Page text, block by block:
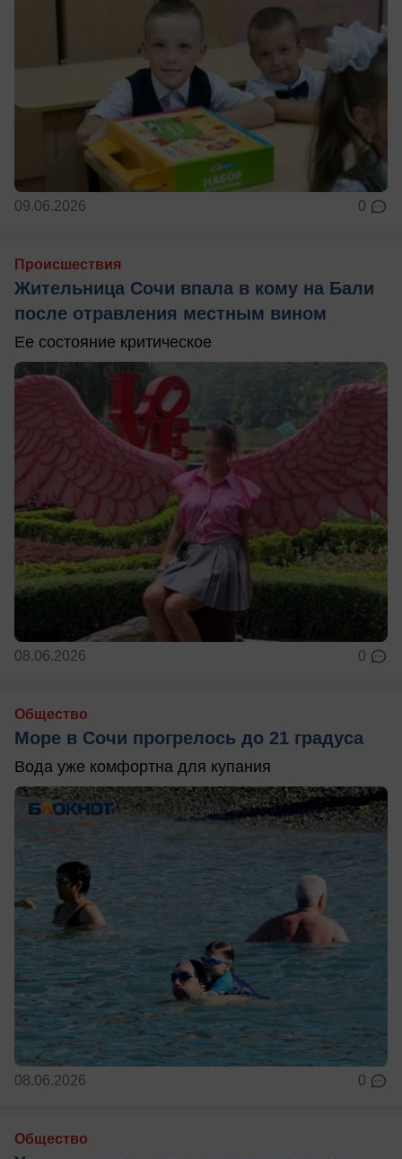
09.06.2026 0
Происшествия
Жительница Сочи впала в кому на Бали
после отравления местным вином
Ее состояние критическое
08.06.2026 0
Общество
Море в Сочи прогрелось до 21 градуса
Вода уже комфортна для купания
08.06.2026 0
Общество